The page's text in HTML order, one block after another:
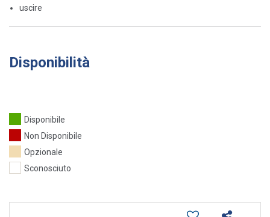
uscire
Disponibilità
Disponibile
Non Disponibile
Opzionale
Sconosciuto